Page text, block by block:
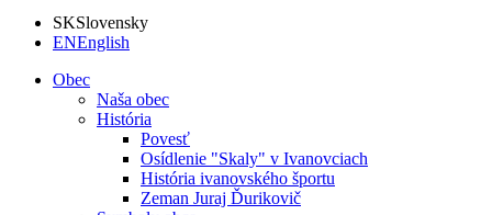
SKSlovensky
ENEnglish
Obec
Naša obec
História
Povesť
Osídlenie "Skaly" v Ivanovciach
História ivanovského športu
Zeman Juraj Ďurikovič